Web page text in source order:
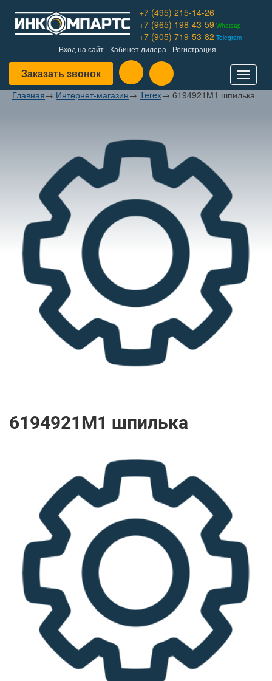
+7 (495) 215-14-26
+7 (965) 198-43-59 Whatsap
+7 (905) 719-53-82 Telegram
Вход на сайт Кабинет дилера Регистрация
Заказать звонок
Toggle
Главная→ Интернет-магазин→ Terex→ 6194921M1 шпилька
6194921M1 шпилька